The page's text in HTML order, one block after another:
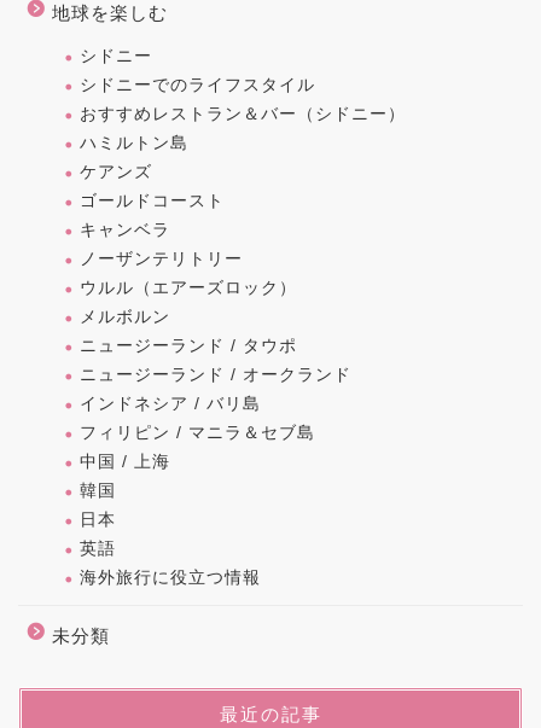
地球を楽しむ
シドニー
シドニーでのライフスタイル
おすすめレストラン＆バー（シドニー）
ハミルトン島
ケアンズ
ゴールドコースト
キャンベラ
ノーザンテリトリー
ウルル（エアーズロック）
メルボルン
ニュージーランド / タウポ
ニュージーランド / オークランド
インドネシア / バリ島
フィリピン / マニラ＆セブ島
中国 / 上海
韓国
日本
英語
海外旅行に役立つ情報
未分類
最近の記事